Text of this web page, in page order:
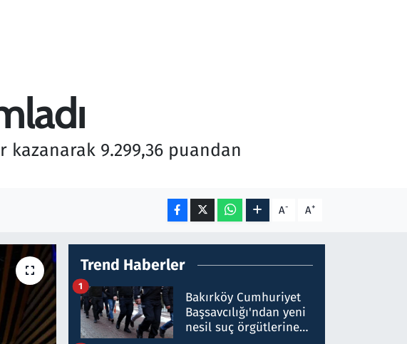
kazanarak 9.299,36 puandan
A- A+
Trend Haberler
Bakırköy Cumhuriyet
Başsavcılığı'ndan yeni
nesil suç örgütlerine
1